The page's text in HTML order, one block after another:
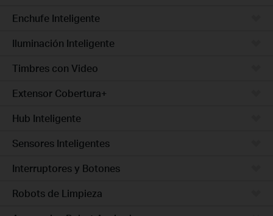
Enchufe Inteligente
Iluminación Inteligente
Timbres con Video
Extensor Cobertura+
Hub Inteligente
Sensores Inteligentes
Interruptores y Botones
Robots de Limpieza